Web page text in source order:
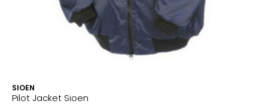
SIOEN
Pilot Jacket Sioen